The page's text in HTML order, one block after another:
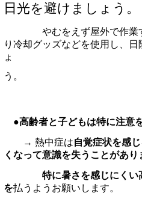
日光を避けましょう。
やむをえず屋外で作業す
り冷却グッズなどを使用し、
ょ
う。
●高齢者と子どもは特に注意
→ 熱中症は自覚症状を感
くなって意識を失うことがあり
特に暑さを感じにく
を払うようお願いします。